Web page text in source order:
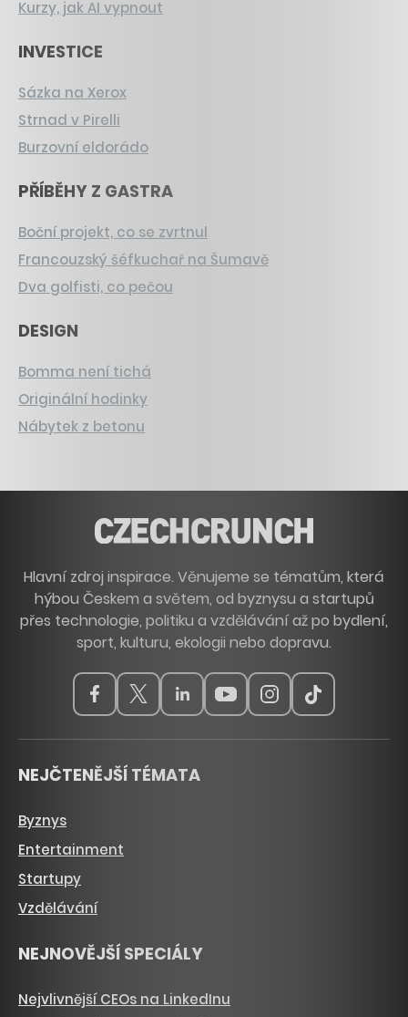
Kurzy, jak AI vypnout
INVESTICE
Sázka na Xerox
Strnad v Pirelli
Burzovní eldorádo
PŘÍBĚHY Z GASTRA
Boční projekt, co se zvrtnul
Francouzský šéfkuchař na Šumavě
Dva golfisti, co pečou
DESIGN
Bomma není tichá
Originální hodinky
Nábytek z betonu
Hlavní zdroj inspirace. Věnujeme se tématům, která
hýbou Českem a světem, od byznysu a startupů
přes technologie, politiku a vzdělávání až po bydlení,
sport, kulturu, ekologii nebo dopravu.
NEJČTENĚJŠÍ TÉMATA
Byznys
Entertainment
Startupy
Vzdělávání
NEJNOVĚJŠÍ SPECIÁLY
Nejvlivnější CEOs na LinkedInu